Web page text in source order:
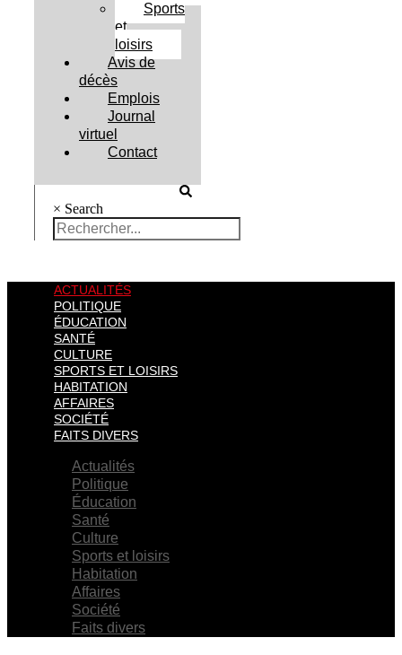
Sports
et
loisirs
Avis de
décès
Emplois
Journal
virtuel
Contact
× Search
ACTUALITÉS
POLITIQUE
ÉDUCATION
SANTÉ
CULTURE
SPORTS ET LOISIRS
HABITATION
AFFAIRES
SOCIÉTÉ
FAITS DIVERS
Actualités
Politique
Éducation
Santé
Culture
Sports et loisirs
Habitation
Affaires
Société
Faits divers